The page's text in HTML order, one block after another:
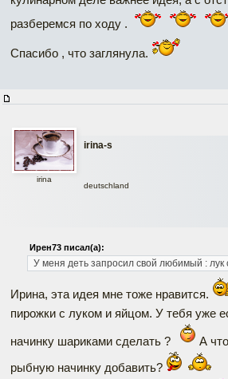
разберемся по ходу .
Спасибо , что заглянула.
irina-s
irina
deutschland
Ирен73 писал(а):
У меня деть запросил свой любимый : лук
Ирина, эта идея мне тоже нравится.
пирожки с луком и яйцом. У тебя уже
начинку шариками сделать ?
А
рыбную начинку добавить?